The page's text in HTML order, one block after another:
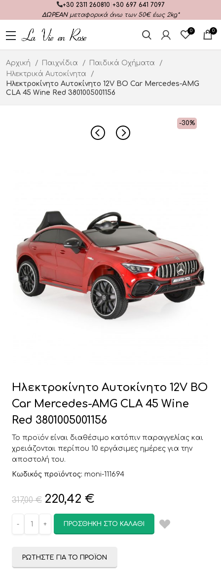
+30 2311 260810 +30 697 641 7097
ΔΩΡΕΑΝμεταφορικά άνω των 50€ έως 2kg*
0 0
Αρχική Παιχνίδια
Παιδικά Οχήματα
Ηλεκτρικά Αυτοκίνητα
Ηλεκτροκίνητο Αυτοκίνητο 12V BO Car Mercedes-AMG
CLA 45 Wine Red 3801005001156
-30%
Ηλεκτροκίνητο Αυτοκίνητο 12V BO
Car Mercedes-AMG CLA 45 Wine
Red 3801005001156
Το προϊόν είναι διαθέσιμο κατόπιν παραγγελίας και
χρειάζονται περίπου 10 εργάσιμες ημέρες για την
αποστολή του.
Κωδικός προϊόντος: moni-111694
317,00€ 220,42 €
ΠΡΟΣΘΉΚΗ ΣΤΟ ΚΑΛΆΘΙ
ΡΩΤΉΣΤΕ ΓΙΑ ΤΟ ΠΡΟΪΌΝ